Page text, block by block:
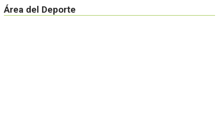
Área del Deporte